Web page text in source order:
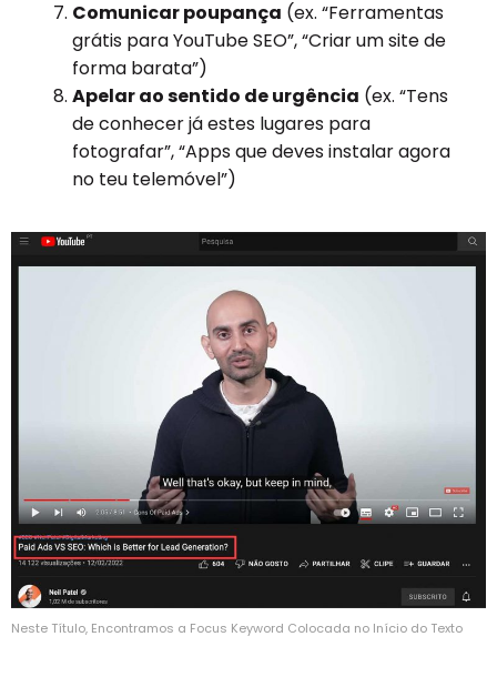
Comunicar poupança (ex. “Ferramentas
grátis para YouTube SEO”, “Criar um site de
forma barata”)
Apelar ao sentido de urgência (ex. “Tens
de conhecer já estes lugares para
fotografar”, “Apps que deves instalar agora
no teu telemóvel”)
Neste Título, Encontramos a Focus Keyword Colocada no Início do Texto